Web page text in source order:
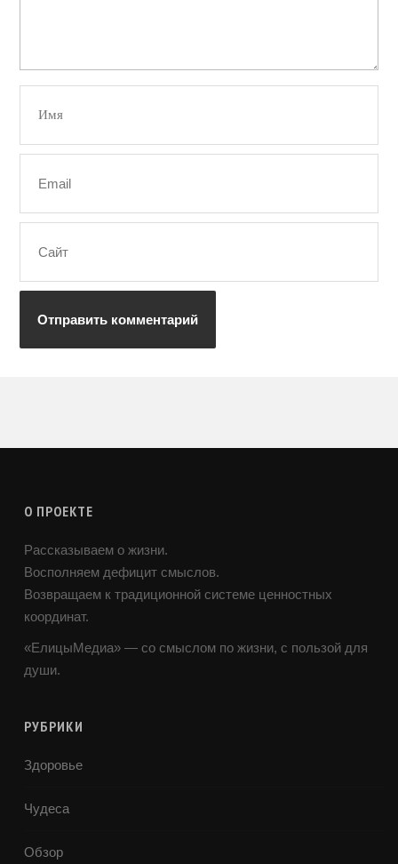
О ПРОЕКТЕ
Рассказываем о жизни.
Восполняем дефицит смыслов.
Возвращаем к традиционной системе ценностных
координат.
«ЕлицыМедиа» — со смыслом по жизни, с пользой для
души.
РУБРИКИ
Здоровье
Чудеса
Обзор